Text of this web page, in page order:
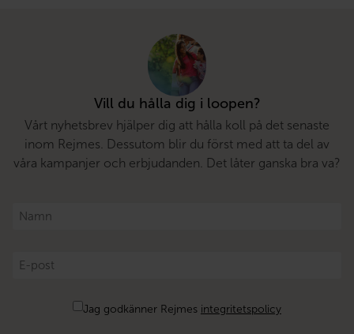
Vill du hålla dig i loopen?
Vårt nyhetsbrev hjälper dig att hålla koll på det senaste
inom Rejmes. Dessutom blir du först med att ta del av
våra kampanjer och erbjudanden. Det låter ganska bra va?
Namn
E-
post
Jag godkänner Rejmes integritetspolicy